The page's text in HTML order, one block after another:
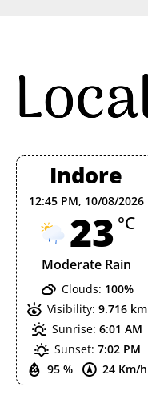
Indore
12:45 PM, 10/08/2026
23 °C
Moderate Rain
95 % 24 Km/h
Clouds: 100%
Visibility: 9.716 km
Sunrise: 6:01 AM
Sunset: 7:02 PM